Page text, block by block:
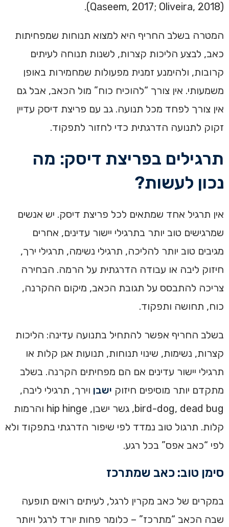
(Qaseem, 2017; Oliveira, 2018).
המטרה בשלב החריף היא למצוא תנוחות שמפחיתות
כאב, לבצע הליכות קצרות, לשנות תנוחה לעיתים
קרובות, ולהימנע זמנית מפעולות שמחמירות באופן
משמעותי. אין צורך “להוכיח כוח” מול הכאב, אבל גם
אין צורך לפחד מכל תנועה. גב עם פריצת דיסק עדיין
זקוק לתנועה הדרגתית כדי לחזור לתפקוד.
תרגילים בפריצת דיסק: מה
נכון לעשות?
אין תרגיל אחד שמתאים לכל פריצת דיסק. יש אנשים
שמרגישים טוב יותר בתרגילי יישור עדינים, אחרים
מגיבים טוב יותר להליכה, תרגילי נשימה, תרגילי ירך,
חיזוק ליבה או עבודה הדרגתית על הרמה. הבחירה
צריכה להתבסס על תגובת הכאב, מיקום ההקרנה,
כוח, תחושה ותפקוד.
בשלב החריף אפשר להתחיל בתנועה עדינה: הליכות
קצרות, נשימות, שינוי תנוחות, תנועות אגן קלות או
תרגילי יישור עדינים אם הם מפחיתים הקרנה. בשלב
מתקדם יותר מוסיפים חיזוק ישבן וירך, תרגילי ליבה,
bird-dog, dead bug, גשר ישבן, hip hinge והרמות
קלות. תרגול טוב נמדד לפי שיפור הדרגתי בתפקוד ולא
לפי “כאב אפס” בכל רגע.
סימן טוב: כאב שמתרכז
במקרים של כאב מקרין לרגל, לעיתים רואים תופעה
שבה הכאב “מתרכז” – כלומר פחות יורד לרגל ויותר